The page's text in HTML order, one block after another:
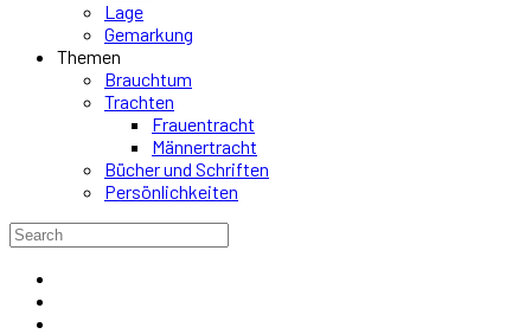
Lage
Gemarkung
Themen
Brauchtum
Trachten
Frauentracht
Männertracht
Bücher und Schriften
Persönlichkeiten